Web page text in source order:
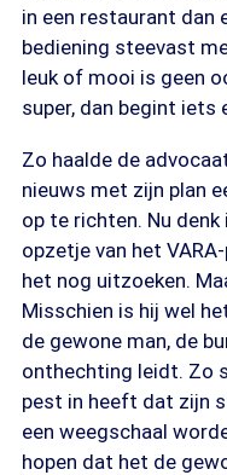
in een restaurant dan
bediening steevast
leuk of mooi is geen
super, dan begint iets
Zo haalde de
nieuws met zijn plan
op te richten. Nu
opzetje van het
het nog uitzoeken.
Misschien is hij wel
de gewone man, de
onthechting leidt. Zo
pest in heeft dat zijn
een weegschaal
hopen dat het de